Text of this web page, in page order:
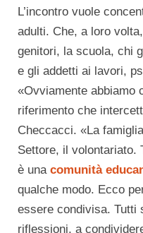
L’incontro vuole
adulti. Che, a loro
genitori, la scuola, chi
e gli addetti ai lavori,
«Ovviamente abbiamo
riferimento che
Checcacci. «La
Settore, il volontariato.
è una comunità
qualche modo. Ecco
essere condivisa. Tutti
riflessioni, a